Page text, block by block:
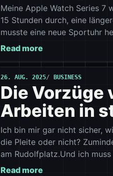
Meine Apple Watch Series 7
15 Stunden durch, eine
musste eine neue Sportuhr
Read more
26. AUG. 2025 BUSINESS
Die Vorzüge
Arbeiten in
Ich bin mir gar nicht sicher,
die Pleite oder nicht?
am Rudolfplatz.Und ich
Read more